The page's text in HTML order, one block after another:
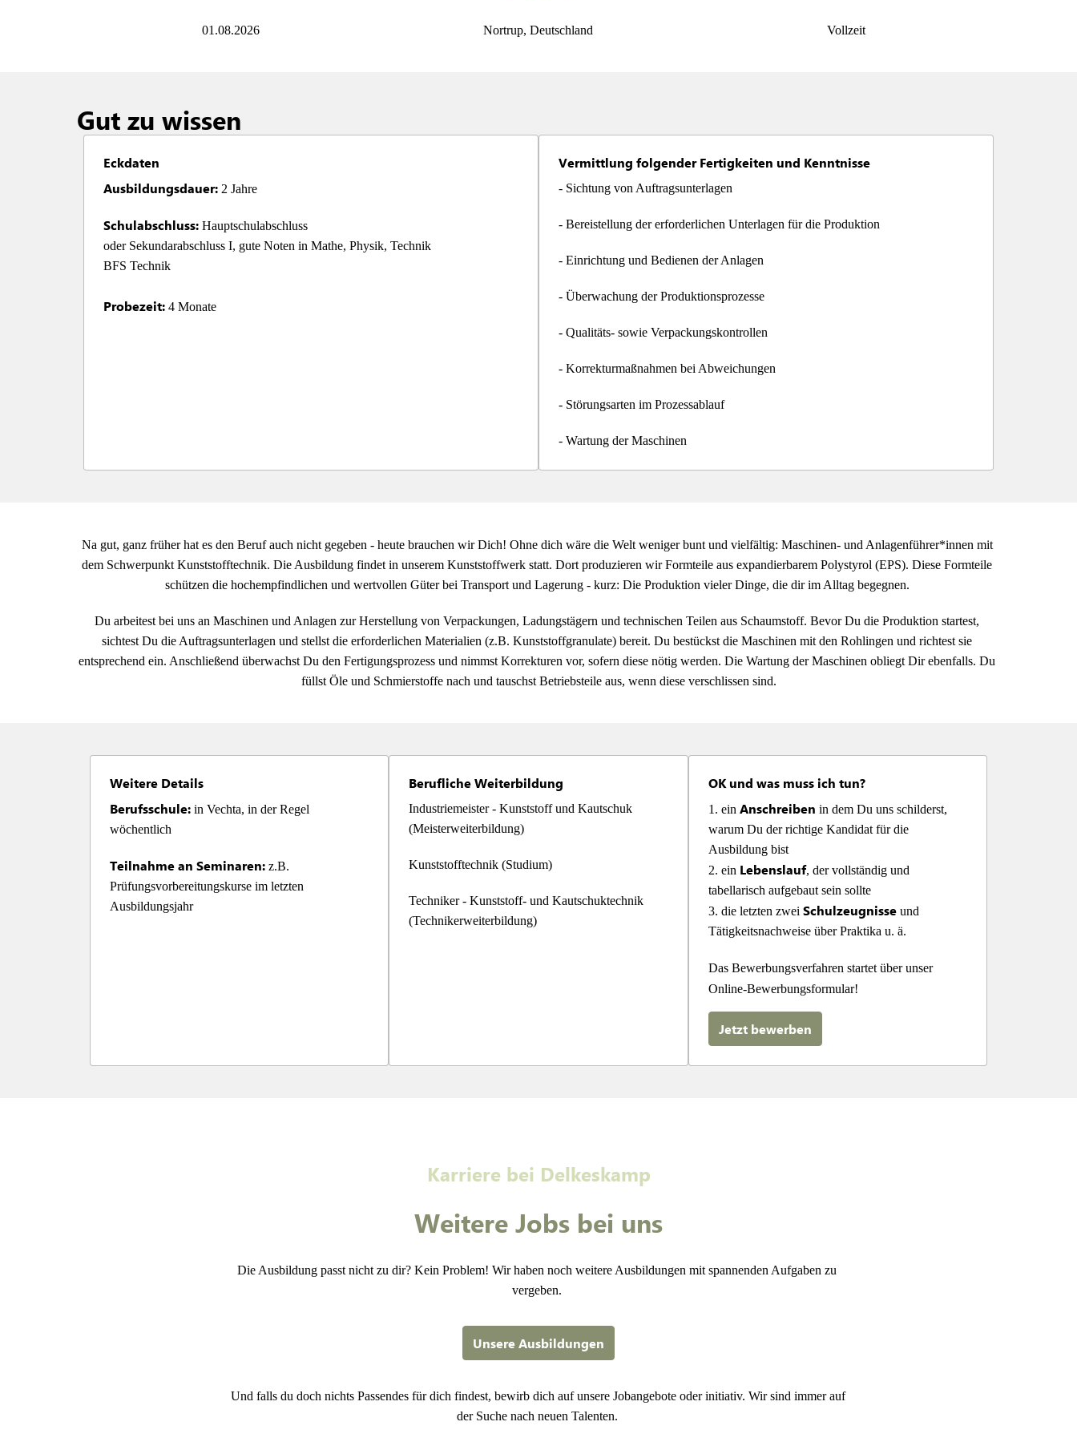
01.08.2026 Nortrup, Deutschland Vollzeit
Gut zu wissen
Eckdaten
Ausbildungsdauer: 2 Jahre
Schulabschluss: Hauptschulabschluss
oder Sekundarabschluss I, gute Noten in Mathe, Physik, Technik
BFS Technik
Probezeit: 4 Monate
Vermittlung folgender Fertigkeiten und Kenntnisse
- Sichtung von Auftragsunterlagen
- Bereistellung der erforderlichen Unterlagen für die Produktion
- Einrichtung und Bedienen der Anlagen
- Überwachung der Produktionsprozesse
- Qualitäts- sowie Verpackungskontrollen
- Korrekturmaßnahmen bei Abweichungen
- Störungsarten im Prozessablauf
- Wartung der Maschinen
Na gut, ganz früher hat es den Beruf auch nicht gegeben - heute brauchen wir Dich! Ohne dich wäre die Welt weniger bunt und vielfältig: Maschinen- und Anlagenführer*innen mit
dem Schwerpunkt Kunststofftechnik. Die Ausbildung findet in unserem Kunststoffwerk statt. Dort produzieren wir Formteile aus expandierbarem Polystyrol (EPS). Diese Formteile
schützen die hochempfindlichen und wertvollen Güter bei Transport und Lagerung - kurz: Die Produktion vieler Dinge, die dir im Alltag begegnen.
Du arbeitest bei uns an Maschinen und Anlagen zur Herstellung von Verpackungen, Ladungstägern und technischen Teilen aus Schaumstoff. Bevor Du die Produktion startest,
sichtest Du die Auftragsunterlagen und stellst die erforderlichen Materialien (z.B. Kunststoffgranulate) bereit. Du bestückst die Maschinen mit den Rohlingen und richtest sie
entsprechend ein. Anschließend überwachst Du den Fertigungsprozess und nimmst Korrekturen vor, sofern diese nötig werden. Die Wartung der Maschinen obliegt Dir ebenfalls. Du
füllst Öle und Schmierstoffe nach und tauschst Betriebsteile aus, wenn diese verschlissen sind.
Weitere Details
Berufsschule: in Vechta, in der Regel
wöchentlich
Teilnahme an Seminaren: z.B.
Prüfungsvorbereitungskurse im letzten
Ausbildungsjahr
Berufliche Weiterbildung
Industriemeister - Kunststoff und Kautschuk
(Meisterweiterbildung)
Kunststofftechnik (Studium)
Techniker - Kunststoff- und Kautschuktechnik
(Technikerweiterbildung)
OK und was muss ich tun?
1. ein Anschreiben in dem Du uns schilderst,
warum Du der richtige Kandidat für die
Ausbildung bist
2. ein Lebenslauf, der vollständig und
tabellarisch aufgebaut sein sollte
3. die letzten zwei Schulzeugnisse und
Tätigkeitsnachweise über Praktika u. ä.
Das Bewerbungsverfahren startet über unser
Online-Bewerbungsformular!
Jetzt bewerben
Karriere bei Delkeskamp
Weitere Jobs bei uns
Die Ausbildung passt nicht zu dir? Kein Problem! Wir haben noch weitere Ausbildungen mit spannenden Aufgaben zu
vergeben.
Unsere Ausbildungen
Und falls du doch nichts Passendes für dich findest, bewirb dich auf unsere Jobangebote oder initiativ. Wir sind immer auf
der Suche nach neuen Talenten.